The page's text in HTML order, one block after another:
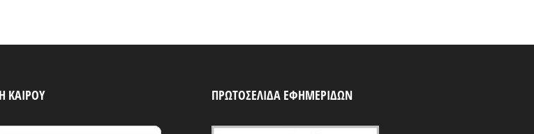
ΚΑΙΡΟΥ ΠΡΩΤΟΣΕΛΙΔΑ ΕΦΗΜΕΡΙΔΩΝ